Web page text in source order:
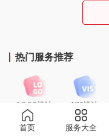
热门服务推荐
LOGO设计 VIS设计
首页 服务大全